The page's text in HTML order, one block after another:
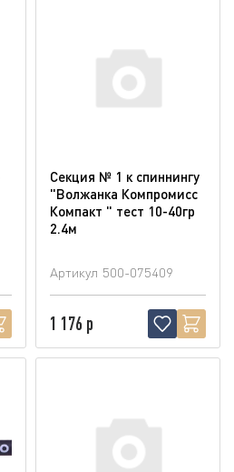
Секция № 1 к спиннингу
"Волжанка Компромисс
Компакт " тест 10-40гр
2.4м
Артикул 500-075409
1 176 р